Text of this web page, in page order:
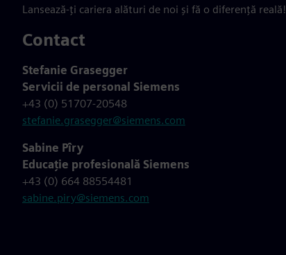
Lansează-ți cariera alături de noi și fă o diferență reală!
Contact
Stefanie Grasegger
Servicii de personal Siemens
+43 (0) 51707-20548
stefanie.grasegger@siemens.com
Sabine Pîry
Educație profesională Siemens
+43 (0) 664 88554481
sabine.piry@siemens.com